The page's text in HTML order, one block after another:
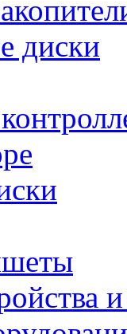
диски